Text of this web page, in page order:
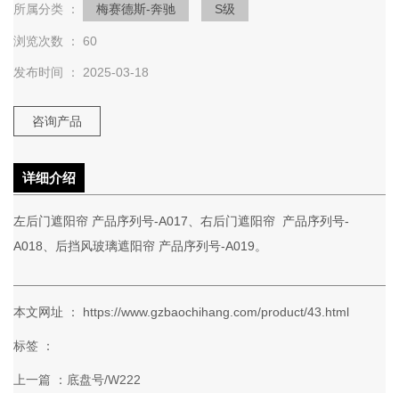
所属分类 ： 梅赛德斯-奔驰 S级
浏览次数 ： 60
发布时间 ： 2025-03-18
咨询产品
详细介绍
左后门遮阳帘 产品序列号-A017、右后门遮阳帘 产品序列号-
A018、后挡风玻璃遮阳帘 产品序列号-A019。
本文网址 ： https://www.gzbaochihang.com/product/43.html
标签 ：
上一篇 ： 底盘号/W222